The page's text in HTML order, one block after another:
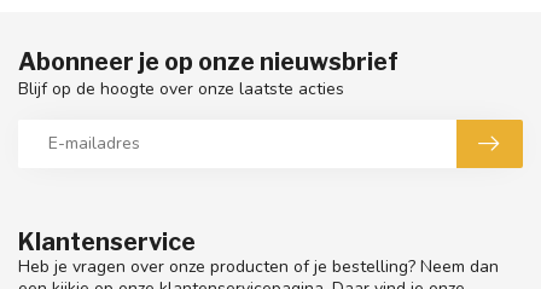
Klantenservice
Heb je vragen over onze producten of je bestelling? Neem dan
Abonneer je op onze nieuwsbrief
Blijf op de hoogte over onze laatste acties